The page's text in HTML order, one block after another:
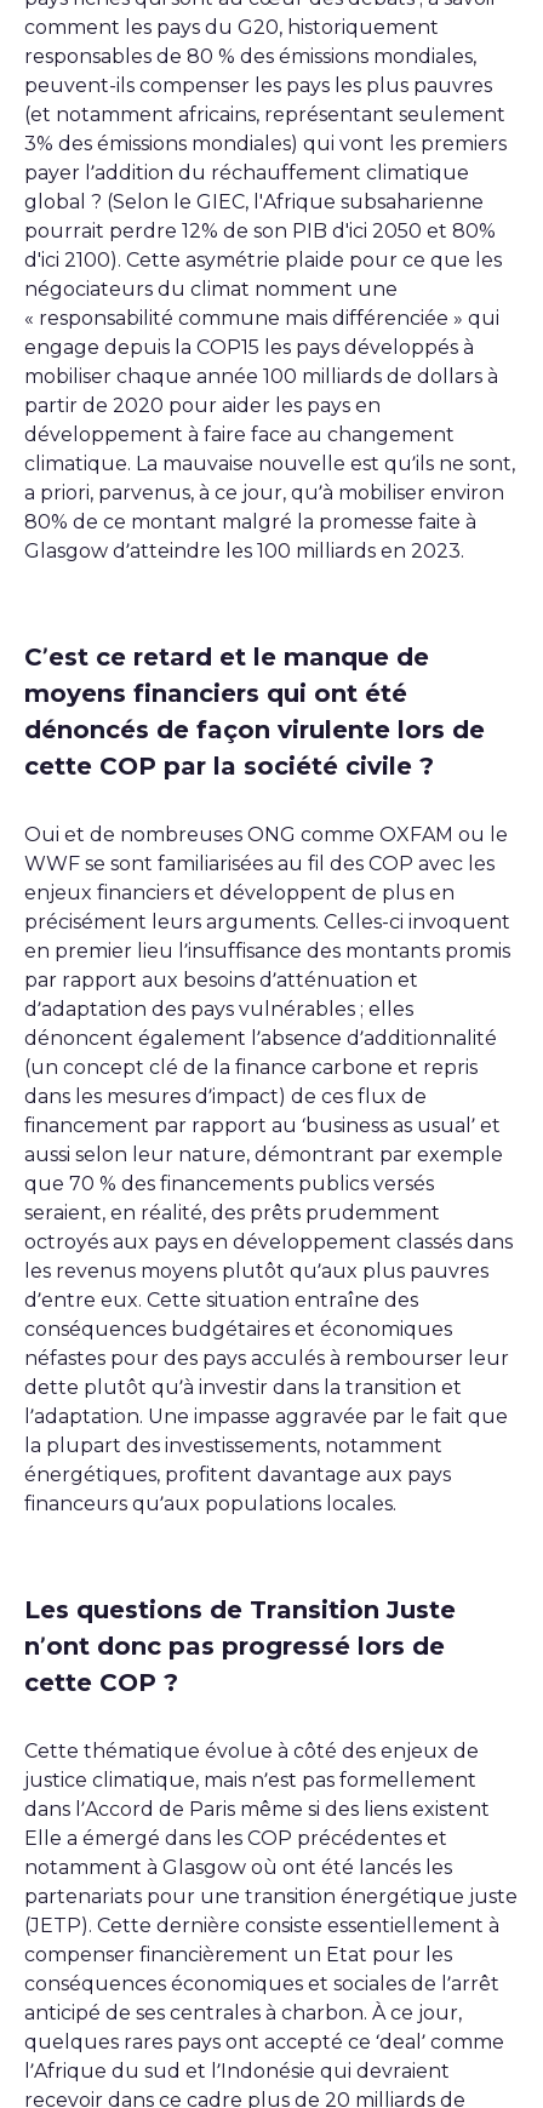
comment les pays du G20, historiquement
responsables de 80 % des émissions mondiales,
peuvent-ils compenser les pays les plus pauvres
(et notamment africains, représentant seulement
3% des émissions mondiales) qui vont les premiers
payer l’addition du réchauffement climatique
global ? (Selon le GIEC, l'Afrique subsaharienne
pourrait perdre 12% de son PIB d'ici 2050 et 80%
d'ici 2100). Cette asymétrie plaide pour ce que les
négociateurs du climat nomment une
« responsabilité commune mais différenciée » qui
engage depuis la COP15 les pays développés à
mobiliser chaque année 100 milliards de dollars à
partir de 2020 pour aider les pays en
développement à faire face au changement
climatique. La mauvaise nouvelle est qu’ils ne sont,
a priori, parvenus, à ce jour, qu’à mobiliser environ
80% de ce montant malgré la promesse faite à
Glasgow d’atteindre les 100 milliards en 2023.
C’est ce retard et le manque de
moyens financiers qui ont été
dénoncés de façon virulente lors de
cette COP par la société civile ?
Oui et de nombreuses ONG comme OXFAM ou le
WWF se sont familiarisées au fil des COP avec les
enjeux financiers et développent de plus en
précisément leurs arguments. Celles-ci invoquent
en premier lieu l’insuffisance des montants promis
par rapport aux besoins d’atténuation et
d’adaptation des pays vulnérables ; elles
dénoncent également l’absence d’additionnalité
(un concept clé de la finance carbone et repris
dans les mesures d’impact) de ces flux de
financement par rapport au ‘business as usual’ et
aussi selon leur nature, démontrant par exemple
que 70 % des financements publics versés
seraient, en réalité, des prêts prudemment
octroyés aux pays en développement classés dans
les revenus moyens plutôt qu’aux plus pauvres
d’entre eux. Cette situation entraîne des
conséquences budgétaires et économiques
néfastes pour des pays acculés à rembourser leur
dette plutôt qu’à investir dans la transition et
l’adaptation. Une impasse aggravée par le fait que
la plupart des investissements, notamment
énergétiques, profitent davantage aux pays
financeurs qu’aux populations locales.
Les questions de Transition Juste
n’ont donc pas progressé lors de
cette COP ?
Cette thématique évolue à côté des enjeux de
justice climatique, mais n’est pas formellement
dans l’Accord de Paris même si des liens existent
Elle a émergé dans les COP précédentes et
notamment à Glasgow où ont été lancés les
partenariats pour une transition énergétique juste
(JETP). Cette dernière consiste essentiellement à
compenser financièrement un Etat pour les
conséquences économiques et sociales de l’arrêt
anticipé de ses centrales à charbon. À ce jour,
quelques rares pays ont accepté ce ‘deal’ comme
l’Afrique du sud et l’Indonésie qui devraient
recevoir dans ce cadre plus de 20 milliards de